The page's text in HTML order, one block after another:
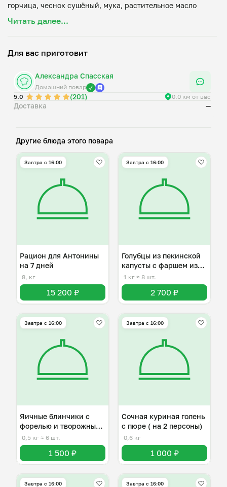
Читать далее...
Для вас приготовит
Александра Спасская
Домашний повар
5.0
(201) 0.0 км от вас
Доставка —
Другие блюда этого повара
Завтра c 16:00
Рацион для Антонины
на 7 дней
8, кг
15 200 ₽
Завтра c 16:00
Голубцы из пекинской
капусты с фаршем из
индейки
1 кг ≈ 8 шт.
2 700 ₽
Завтра c 16:00
Яичные блинчики с
форелью и творожным
сыром
0,5 кг ≈ 6 шт.
1 500 ₽
Завтра c 16:00
Сочная куриная голень
с пюре ( на 2 персоны)
0,6 кг
1 000 ₽
Завтра c 16:00 Завтра c 16:00